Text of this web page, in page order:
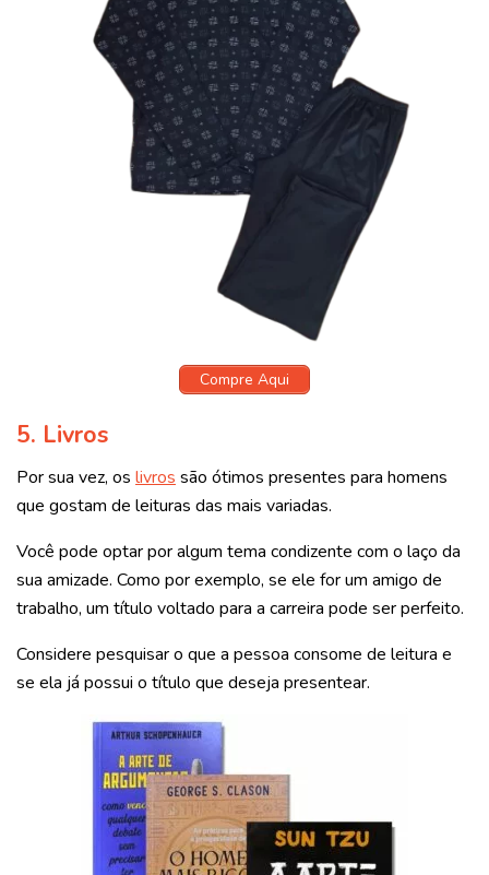
Compre Aqui
5. Livros
Por sua vez, os livros são ótimos presentes para homens
que gostam de leituras das mais variadas.
Você pode optar por algum tema condizente com o laço da
sua amizade. Como por exemplo, se ele for um amigo de
trabalho, um título voltado para a carreira pode ser perfeito.
Considere pesquisar o que a pessoa consome de leitura e
se ela já possui o título que deseja presentear.